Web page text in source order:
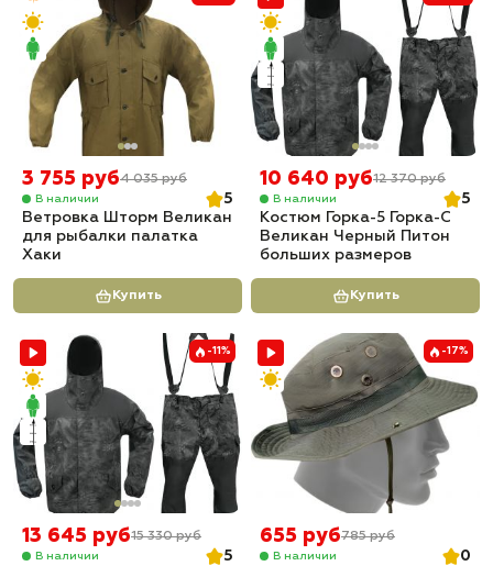
3 755 руб4 035 руб
В наличии
5
Ветровка Шторм Великан
для рыбалки палатка
Хаки
Купить
10 640 руб12 370 руб
В наличии
5
Костюм Горка-5 Горка-С
Великан Черный Питон
больших размеров
Купить
-11%
13 645 руб15 330 руб
В наличии
5
-17%
655 руб785 руб
В наличии
0